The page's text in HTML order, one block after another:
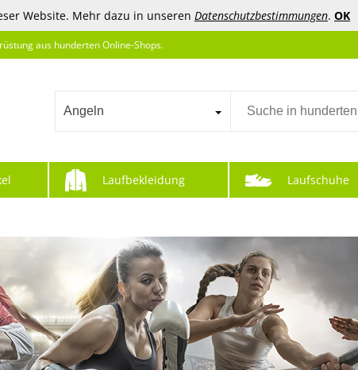
Website. Mehr dazu in unseren Datenschutzbestimmungen. OK
aus hunderten Online-Shops.
Angeln
Laufbekleidung Laufschuhe